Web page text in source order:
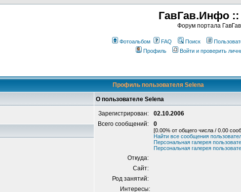
ГавГав.Инфо
Форум портала
Фотоальбом FAQ Поиск
Профиль
Войти и проверить
Профиль пользователя Selena
О пользователе Selena
Зарегистрирован:
02.10.2006
Всего сообщений:
0
[0.00% от общего числа / 0.00
Найти все сообщения
Персональная галерея
Персональная галерея
Откуда:
Сайт:
Род занятий:
Интересы: